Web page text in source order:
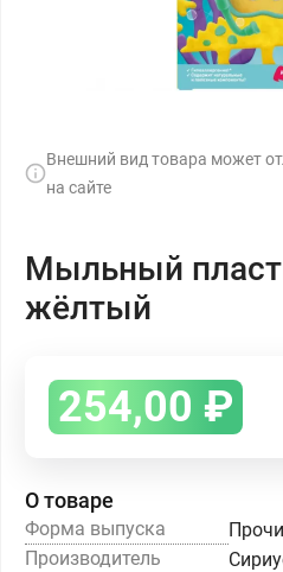
Внешний вид товара может
на сайте
Мыльный
жёлтый
254,00 ₽
О товаре
Форма выпуска
Производитель